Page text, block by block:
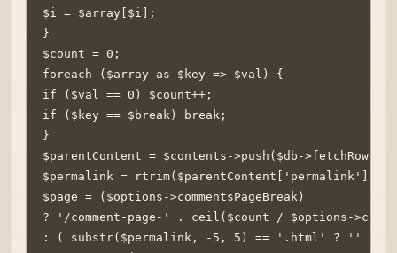
$i = $array[$i];
}
$count = 0;
foreach ($array as $key => $val) {
if ($val == 0) $count++;
if ($key == $break) break;
}
$parentContent = $contents->push($db-
$permalink = rtrim($parentContent['permalink'],
$page = ($options->commentsPageBreak)
? '/comment-page-' . ceil($count / $options-
: ( substr($permalink, -5, 5) == '.html' ? '' :